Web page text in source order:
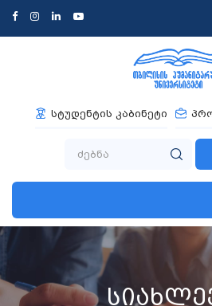
სტუდენტის კაბინეტი